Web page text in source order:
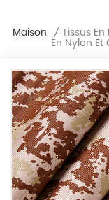
Maison / Tissus
En Nylon